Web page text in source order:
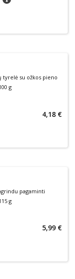
tyrelė su ožkos pieno
g
4,18 €
pagaminti
g
5,99 €